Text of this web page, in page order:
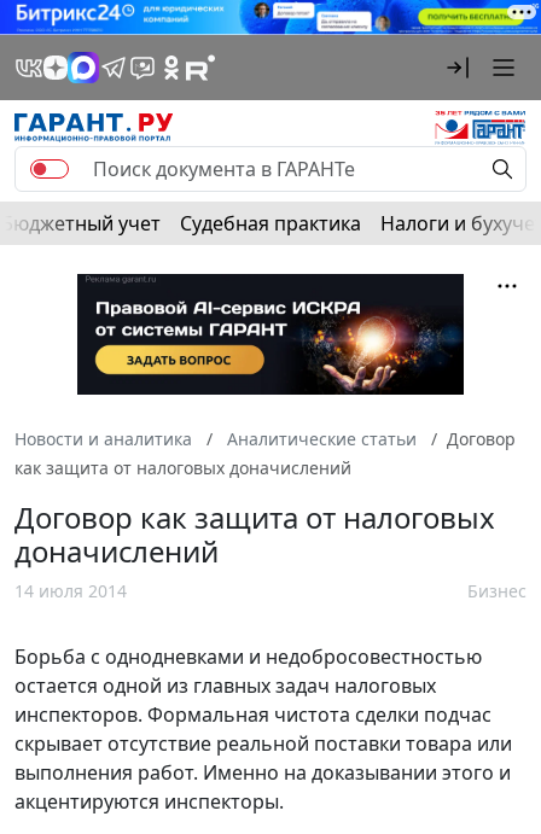
Бюджетный учет Судебная практика Налоги и
Новости и аналитика Аналитические статьи
Договор
как защита от налоговых доначислений
Договор как защита от налоговых
доначислений
14 июля 2014 Бизнес
Борьба с однодневками и недобросовестностью
остается одной из главных задач налоговых
инспекторов. Формальная чистота сделки подчас
скрывает отсутствие реальной поставки товара или
выполнения работ. Именно на доказывании этого и
акцентируются инспекторы.